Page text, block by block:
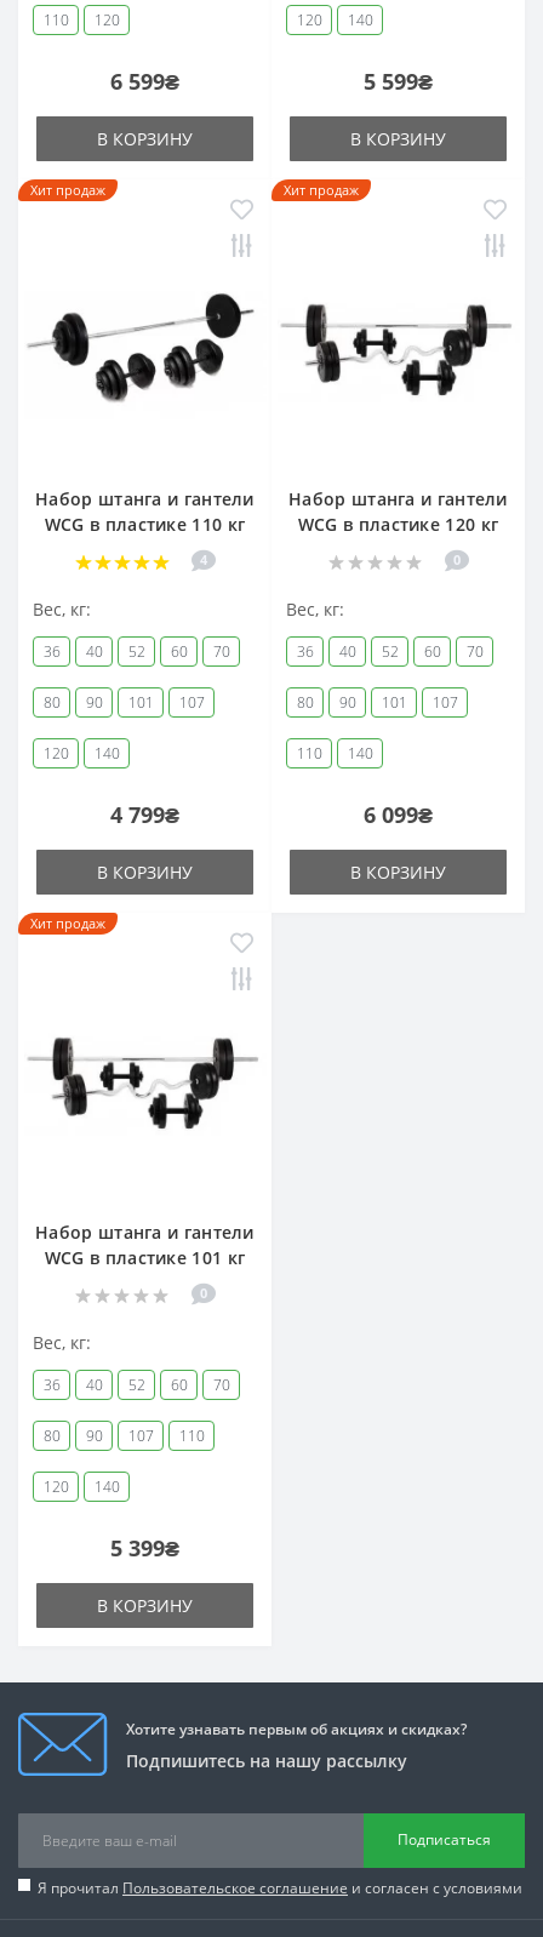
110 120
6 599₴
В КОРЗИНУ
120 140
5 599₴
В КОРЗИНУ
Хит продаж
Набор штанга и гантели
WCG в пластике 110 кг
4
Вес, кг:
36 40 52 60 70
80 90 101 107
120 140
4 799₴
В КОРЗИНУ
Хит продаж
Набор штанга и гантели
WCG в пластике 120 кг
0
Вес, кг:
36 40 52 60 70
80 90 101 107
110 140
6 099₴
В КОРЗИНУ
Хит продаж
Набор штанга и гантели
WCG в пластике 101 кг
0
Вес, кг:
36 40 52 60 70
80 90 107 110
120 140
5 399₴
В КОРЗИНУ
Хотите узнавать первым об акциях и скидках?
Подпишитесь на нашу рассылку
Подписаться
Я прочитал Пользовательское соглашение и согласен с условиями